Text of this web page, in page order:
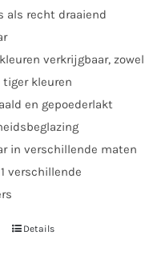
als recht draaiend
verkrijgbaar, zowel
kleuren
en gepoederlakt
in verschillende maten
verschillende
Details